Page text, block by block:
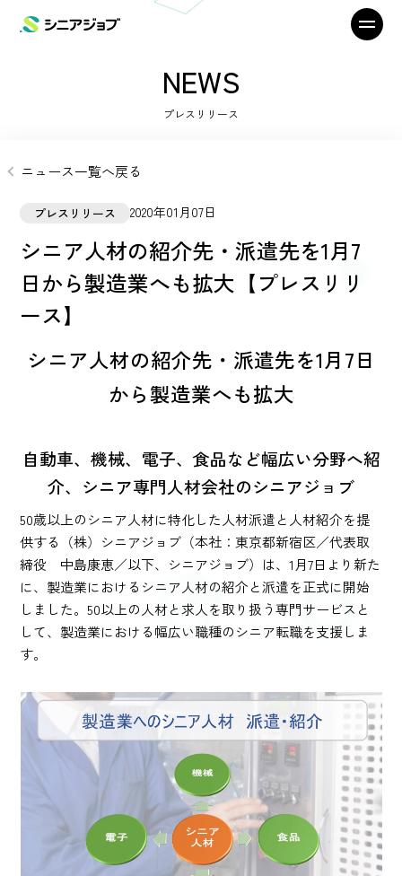
NEWS
プレスリリース
ニュース一覧へ戻る
プレスリリース 2020年01月07日
シニア人材の紹介先・派遣先を1月7
日から製造業へも拡大【プレスリリ
ース】
シニア人材の紹介先・派遣先を1月7日
から製造業へも拡大
自動車、機械、電子、食品など幅広い分野へ紹
介、シニア専門人材会社のシニアジョブ
50歳以上のシニア人材に特化した人材派遣と人材紹介を提
供する（株）シニアジョブ（本社：東京都新宿区／代表取
締役 中島康恵／以下、シニアジョブ）は、1月7日より新た
に、製造業におけるシニア人材の紹介と派遣を正式に開始
しました。50以上の人材と求人を取り扱う専門サービスと
して、製造業における幅広い職種のシニア転職を支援しま
す。